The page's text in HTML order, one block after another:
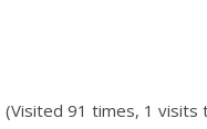
(Visited 91 times, 1 visits